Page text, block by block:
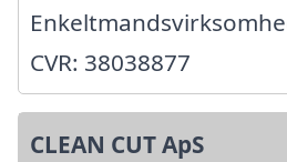
CVR: 38038877
CLEAN CUT ApS